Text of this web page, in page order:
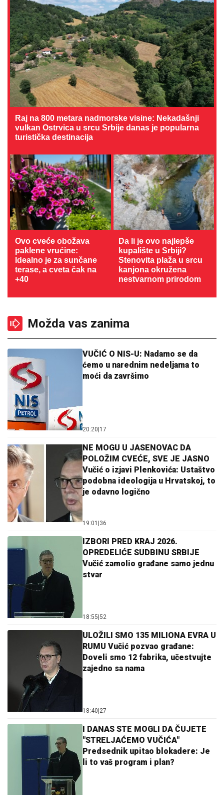
Raj na 800 metara nadmorske visine: Nekadašnji
vulkan Ostrvica u srcu Srbije danas je popularna
turistička destinacija
Ovo cveće obožava
paklene vrućine:
Idealno je za sunčane
terase, a cveta čak na
+40
Da li je ovo najlepše
kupalište u Srbiji?
Stenovita plaža u srcu
kanjona okružena
nestvarnom prirodom
Možda vas zanima
VUČIĆ O NIS-U: Nadamo se da
ćemo u narednim nedeljama to
moći da završimo
20:20 17
NE MOGU U JASENOVAC DA
POLOŽIM CVEĆE, SVE JE JASNO
Vučić o izjavi Plenkovića: Ustaštvo
podobna ideologija u Hrvatskoj, to
je odavno logično
19:01 36
IZBORI PRED KRAJ 2026.
OPREDELIĆE SUDBINU SRBIJE
Vučić zamolio građane samo jednu
stvar
18:55 52
ULOŽILI SMO 135 MILIONA EVRA U
RUMU Vučić pozvao građane:
Doveli smo 12 fabrika, učestvujte
zajedno sa nama
18:40 27
I DANAS STE MOGLI DA ČUJETE
"STRELJAĆEMO VUČIĆA"
Predsednik upitao blokadere: Je
li to vaš program i plan?